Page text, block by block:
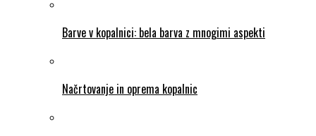
Barve v kopalnici: bela barva z mnogimi aspekti
Načrtovanje in oprema kopalnic